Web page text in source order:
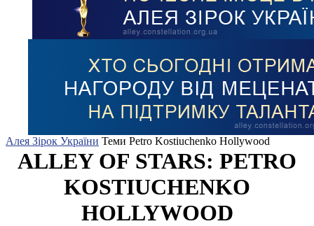
Алея Зірок України Теми Petro Kostiuchenko Hollywood
ALLEY OF STARS: PETRO
KOSTIUCHENKO
HOLLYWOOD